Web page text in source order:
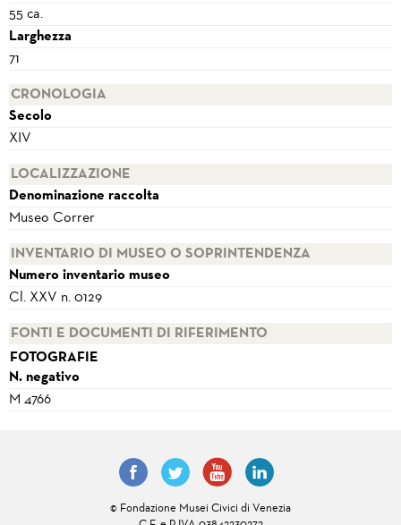
55 ca.
Larghezza
71
CRONOLOGIA
Secolo
XIV
LOCALIZZAZIONE
Denominazione raccolta
Museo Correr
INVENTARIO DI MUSEO O SOPRINTENDENZA
Numero inventario museo
Cl. XXV n. 0129
FONTI E DOCUMENTI DI RIFERIMENTO
FOTOGRAFIE
N. negativo
M 4766
© Fondazione Musei Civici di Venezia